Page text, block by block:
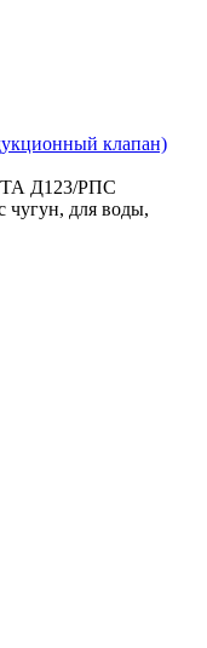
клапан)
Д123/РПС
для воды,